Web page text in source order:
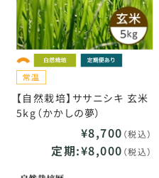
【自然栽培】ササニシキ 玄米
5kg（かかしの夢）
¥8,700 （税込）
定期:¥8,000 （税込）